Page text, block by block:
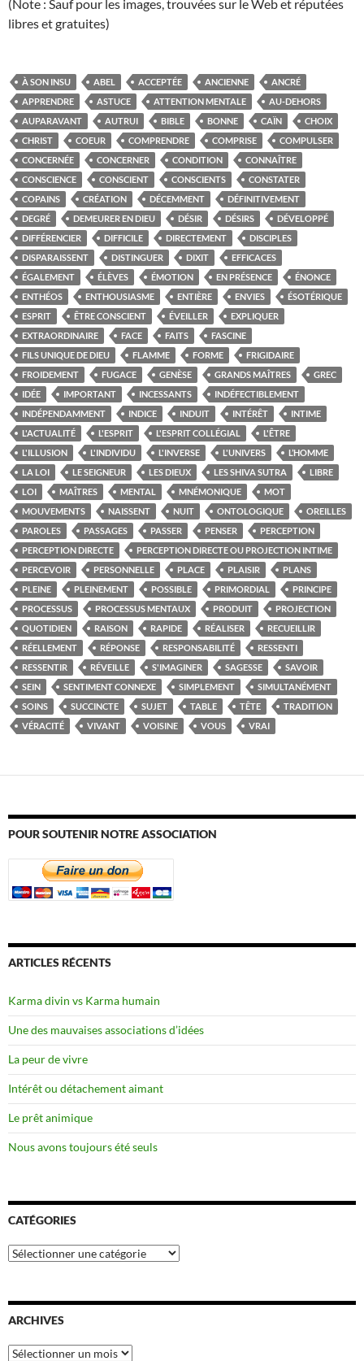
(Note : Sauf pour les images, trouvées sur le Web et réputées
libres et gratuites)
À SON INSU ABEL ACCEPTÉE ANCIENNE
ANCRÉ
APPRENDRE
ASTUCE ATTENTION MENTALE
AU-DEHORS
AUPARAVANT
AUTRUI BIBLE BONNE CAÏN
CHOIX
CHRIST
COEUR COMPRENDRE COMPRISE
COMPULSER
CONCERNÉE
CONCERNER CONDITION
CONNAÎTRE
CONSCIENCE
CONSCIENT CONSCIENTS
CONSTATER
COPAINS
CRÉATION DÉCEMMENT
DÉFINITIVEMENT
DEGRÉ
DEMEURER EN DIEU DÉSIR DÉSIRS
DÉVELOPPÉ
DIFFÉRENCIER
DIFFICILE DIRECTEMENT
DISCIPLES
DISPARAISSENT
DISTINGUER DIXIT
EFFICACES
ÉGALEMENT
ÉLÈVES ÉMOTION EN PRÉSENCE
ÉNONCE
ENTHÉOS
ENTHOUSIASME ENTIÈRE ENVIES
ÉSOTÉRIQUE
ESPRIT
ÊTRE CONSCIENT ÉVEILLER
EXPLIQUER
EXTRAORDINAIRE
FACE FAITS
FASCINE
FILS UNIQUE DE DIEU
FLAMME FORME
FRIGIDAIRE
FROIDEMENT
FUGACE GENÈSE GRANDS MAÎTRES
GREC
IDÉE
IMPORTANT INCESSANTS
INDÉFECTIBLEMENT
INDÉPENDAMMENT
INDICE INDUIT INTÉRÊT
INTIME
L'ACTUALITÉ
L'ESPRIT L'ESPRIT COLLÉGIAL
L'ÊTRE
L'ILLUSION
L'INDIVIDU L'INVERSE L'UNIVERS
L’HOMME
LA LOI
LE SEIGNEUR LES DIEUX LES SHIVA SUTRA
LIBRE
LOI
MAÎTRES MENTAL MNÉMONIQUE
MOT
MOUVEMENTS
NAISSENT NUIT ONTOLOGIQUE
OREILLES
PAROLES
PASSAGES PASSER PENSER
PERCEPTION
PERCEPTION DIRECTE
PERCEPTION DIRECTE OU PROJECTION INTIME
PERCEVOIR
PERSONNELLE PLACE PLAISIR
PLANS
PLEINE
PLEINEMENT POSSIBLE PRIMORDIAL
PRINCIPE
PROCESSUS
PROCESSUS MENTAUX PRODUIT
PROJECTION
QUOTIDIEN
RAISON RAPIDE RÉALISER
RECUEILLIR
RÉELLEMENT
RÉPONSE RESPONSABILITÉ
RESSENTI
RESSENTIR
RÉVEILLE S'IMAGINER SAGESSE
SAVOIR
SEIN
SENTIMENT CONNEXE SIMPLEMENT
SIMULTANÉMENT
SOINS
SUCCINCTE SUJET TABLE TÊTE
TRADITION
VÉRACITÉ
VIVANT VOISINE VOUS VRAI
POUR SOUTENIR NOTRE ASSOCIATION
ARTICLES RÉCENTS
Karma divin vs Karma humain
Une des mauvaises associations d’idées
La peur de vivre
Intérêt ou détachement aimant
Le prêt animique
Nous avons toujours été seuls
CATÉGORIES
Catégories
ARCHIVES
Archives